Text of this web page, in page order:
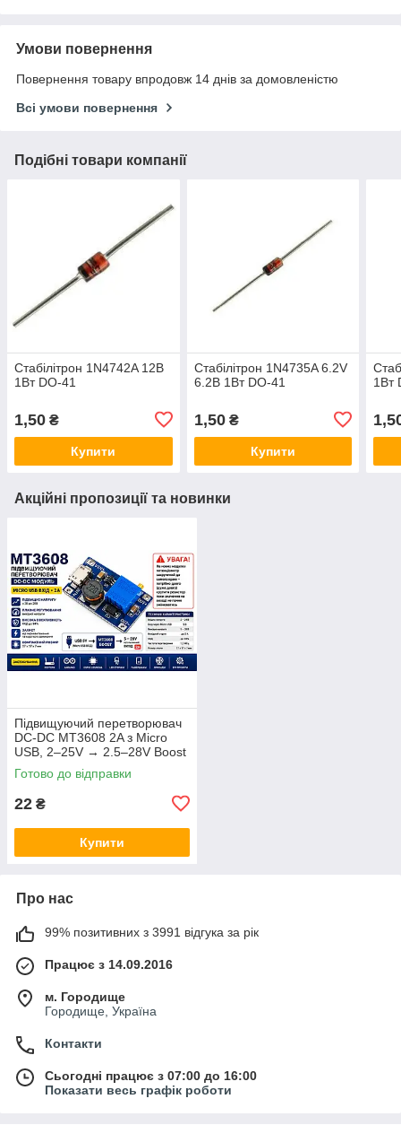
Умови повернення
Повернення товару впродовж 14 днів за домовленістю
Всі умови повернення
Подібні товари компанії
Стабілітрон 1N4742A 12В
1Вт DO-41
1,50 ₴
Купити
Стабілітрон 1N4735A 6.2V
6.2В 1Вт DO-41
1,50₴
Купити
1Вт
Акційні пропозиції та новинки
Підвищуючий перетворювач
DC-DC MT3608 2A з Micro
USB, 2–25V → 2.5–28V Boost
Module
Готово до відправки
22 ₴
Купити
Про нас
99% позитивних з 3991 відгука за рік
Працює з 14.09.2016
м. Городище
Городище, Україна
Контакти
Сьогодні працює з 07:00 до 16:00
Показати весь графік роботи